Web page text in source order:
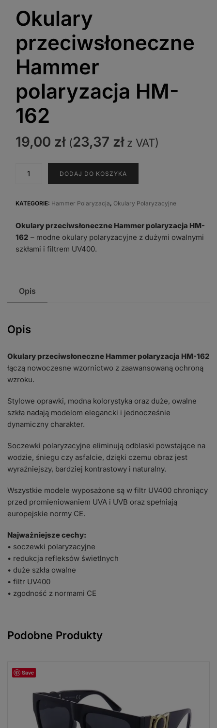
Okulary
przeciwsłoneczne
Hammer
polaryzacja HM-
162
19,00 zł (23,37 złz VAT)
Hammer
HM-
162
DODAJ DO KOSZYKA
KATEGORIE: Hammer Polaryzacja, Okulary Polaryzacyjne
Okulary przeciwsłoneczne Hammer polaryzacja HM-
162 – modne okulary polaryzacyjne z dużymi owalnymi
szkłami i filtrem UV400.
Opis
Opis
Okulary przeciwsłoneczne Hammer polaryzacja HM-162
łączą nowoczesne wzornictwo z zaawansowaną ochroną
wzroku.
Stylowe oprawki, modna kolorystyka oraz duże, owalne
szkła nadają modelom elegancki i jednocześnie
dynamiczny charakter.
Soczewki polaryzacyjne eliminują odblaski powstające na
wodzie, śniegu czy asfalcie, dzięki czemu obraz jest
wyraźniejszy, bardziej kontrastowy i naturalny.
Wszystkie modele wyposażone są w filtr UV400 chroniący
przed promieniowaniem UVA i UVB oraz spełniają
europejskie normy CE.
Najważniejsze cechy:
• soczewki polaryzacyjne
• redukcja refleksów świetlnych
• duże szkła owalne
• filtr UV400
• zgodność z normami CE
Podobne Produkty
Save